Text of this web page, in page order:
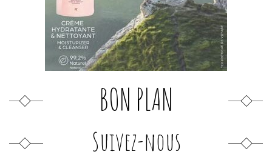
BON PLAN
Suivez-nous